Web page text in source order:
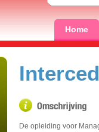
Home
De opleiding voor